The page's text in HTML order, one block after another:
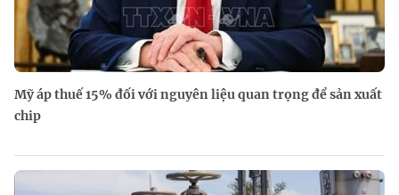
Mỹ áp thuế 15% đối với nguyên liệu quan trọng để sản xuất
chip